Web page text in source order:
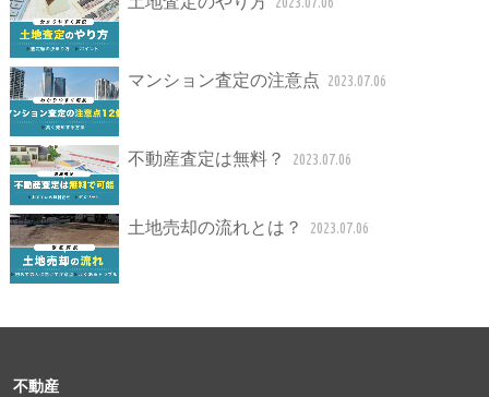
マンション査定の注意点 2023.07.06
不動産査定は無料？ 2023.07.06
土地売却の流れとは？ 2023.07.06
不動産